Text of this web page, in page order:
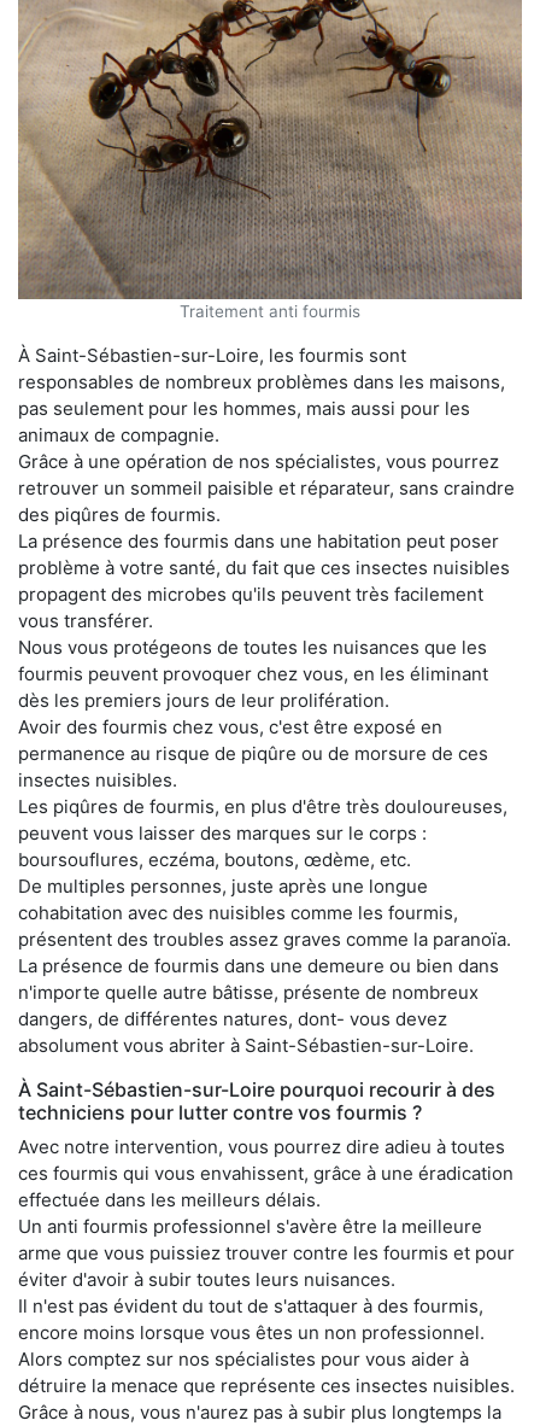
Traitement anti fourmis
À Saint-Sébastien-sur-Loire, les fourmis sont
responsables de nombreux problèmes dans les maisons,
pas seulement pour les hommes, mais aussi pour les
animaux de compagnie.
Grâce à une opération de nos spécialistes, vous pourrez
retrouver un sommeil paisible et réparateur, sans craindre
des piqûres de fourmis.
La présence des fourmis dans une habitation peut poser
problème à votre santé, du fait que ces insectes nuisibles
propagent des microbes qu'ils peuvent très facilement
vous transférer.
Nous vous protégeons de toutes les nuisances que les
fourmis peuvent provoquer chez vous, en les éliminant
dès les premiers jours de leur prolifération.
Avoir des fourmis chez vous, c'est être exposé en
permanence au risque de piqûre ou de morsure de ces
insectes nuisibles.
Les piqûres de fourmis, en plus d'être très douloureuses,
peuvent vous laisser des marques sur le corps :
boursouflures, eczéma, boutons, œdème, etc.
De multiples personnes, juste après une longue
cohabitation avec des nuisibles comme les fourmis,
présentent des troubles assez graves comme la paranoïa.
La présence de fourmis dans une demeure ou bien dans
n'importe quelle autre bâtisse, présente de nombreux
dangers, de différentes natures, dont- vous devez
absolument vous abriter à Saint-Sébastien-sur-Loire.
À Saint-Sébastien-sur-Loire pourquoi recourir à des
techniciens pour lutter contre vos fourmis ?
Avec notre intervention, vous pourrez dire adieu à toutes
ces fourmis qui vous envahissent, grâce à une éradication
effectuée dans les meilleurs délais.
Un anti fourmis professionnel s'avère être la meilleure
arme que vous puissiez trouver contre les fourmis et pour
éviter d'avoir à subir toutes leurs nuisances.
Il n'est pas évident du tout de s'attaquer à des fourmis,
encore moins lorsque vous êtes un non professionnel.
Alors comptez sur nos spécialistes pour vous aider à
détruire la menace que représente ces insectes nuisibles.
Grâce à nous, vous n'aurez pas à subir plus longtemps la